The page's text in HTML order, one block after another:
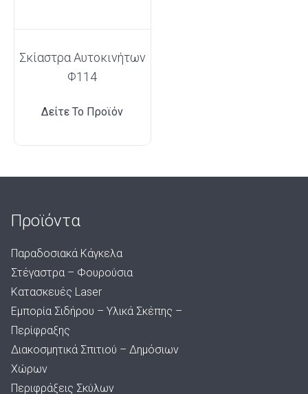
Σκίαστρα Αυτοκινήτων
Φ114
Δείτε Το Προϊόν
Προϊόντα
Παραδοσιακά Κάγκελα
Στέγαστρα – Φουρούσια
Κατασκευές Laser
Εμπορία Σιδήρου – Υλικά Σκέπης –
Περίφραξης
Διακοσμητικά Σπιτιού – Δημόσιων
Χώρων
Περιφράξεις Σκύλων